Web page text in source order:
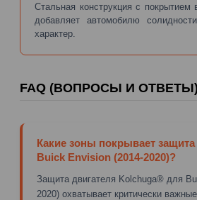
Стальная конструкция с покрытием
добавляет автомобилю
характер.
FAQ (ВОПРОСЫ И ОТВЕТЫ)
Какие зоны покрывает защита
Buick Envision (2014-2020)?
Защита двигателя Kolchuga® для
2020) охватывает критически